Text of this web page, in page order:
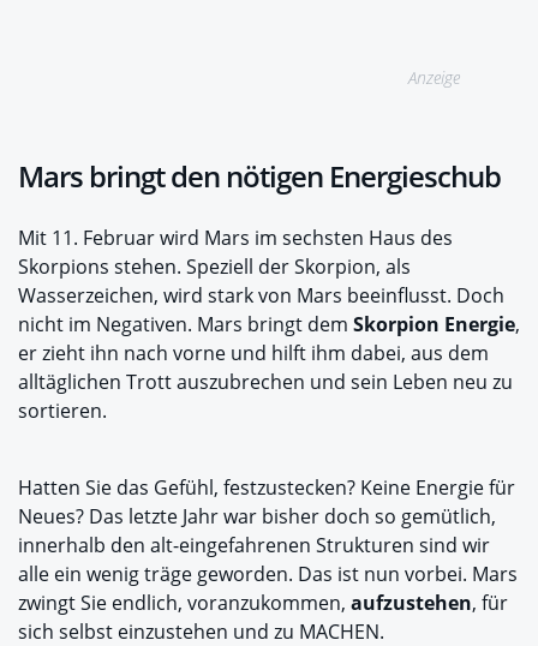
Anzeige
Mars bringt den nötigen Energieschub
Mit 11. Februar wird Mars im sechsten Haus des
Skorpions stehen. Speziell der Skorpion, als
Wasserzeichen, wird stark von Mars beeinflusst. Doch
nicht im Negativen. Mars bringt dem Skorpion Energie,
er zieht ihn nach vorne und hilft ihm dabei, aus dem
alltäglichen Trott auszubrechen und sein Leben neu zu
sortieren.
Hatten Sie das Gefühl, festzustecken? Keine Energie für
Neues? Das letzte Jahr war bisher doch so gemütlich,
innerhalb den alt-eingefahrenen Strukturen sind wir
alle ein wenig träge geworden. Das ist nun vorbei. Mars
zwingt Sie endlich, voranzukommen, aufzustehen, für
sich selbst einzustehen und zu MACHEN.